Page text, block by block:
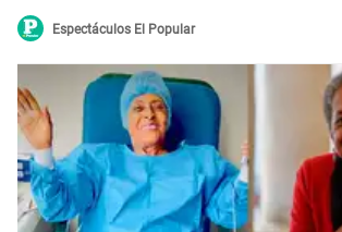
nuestro cariño a Susana Baca (...) en medio de
de la vida", manifestó en la última edición este
Espectáculos El Popular